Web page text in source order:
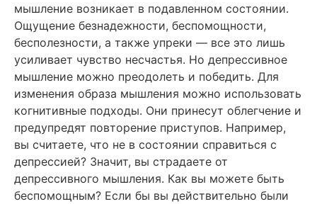
мышление возникает в подавленном состоянии.
Ощущение безнадежности, беспомощности,
бесполезности, а также упреки — все это лишь
усиливает чувство несчастья. Но депрессивное
мышление можно преодолеть и победить. Для
изменения образа мышления можно использовать
когнитивные подходы. Они принесут облегчение и
предупредят повторение приступов. Например,
вы считаете, что не в состоянии справиться с
депрессией? Значит, вы страдаете от
депрессивного мышления. Как вы можете быть
беспомощным? Если бы вы действительно были